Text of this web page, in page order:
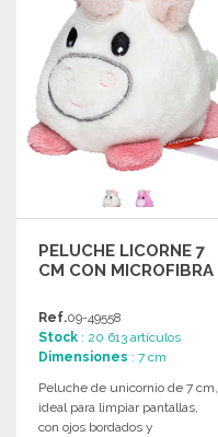
PELUCHE LICORNE 7
CM CON MICROFIBRA
Ref.09-49558
Stock : 20 613 artículos
Dimensiones : 7 cm
Peluche de unicornio de 7 cm,
ideal para limpiar pantallas,
con ojos bordados y